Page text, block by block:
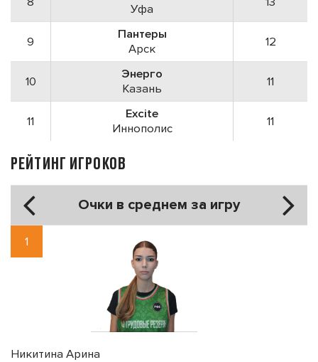
Уфа
9
Пантеры
Арск
12
10
Энерго
Казань
11
11
Exсite
Иннополис
11
РЕЙТИНГ ИГРОКОВ
Очки в среднем за игру
1
Никитина Арина